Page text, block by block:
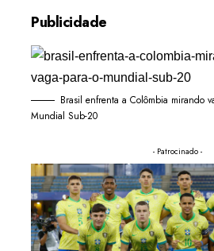
Publicidade
Brasil enfrenta a Colômbia mirando
Mundial Sub-20
- Patrocinado -